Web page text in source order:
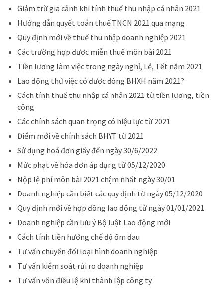
Giảm trừ gia cảnh khi tính thuế thu nhập cá nhân 2021
Hướng dẫn quyết toán thuế TNCN 2021 qua mạng
Quy định mới về thuế thu nhập doanh nghiệp 2021
Các trường hợp được miễn thuế môn bài 2021
Tiền lương làm việc trong ngày nghỉ, Lễ, Tết năm 2021
Lao động thử việc có được đóng BHXH năm 2021?
Cách tính thuế thu nhập cá nhân 2021 từ tiền lương, tiền
công
Các chính sách quan trọng có hiệu lực từ 2021
Điểm mới về chính sách BHYT từ 2021
Sử dụng hoá đơn giấy đến ngày 30/6/2022
Mức phạt về hóa đơn áp dụng từ 05/12/2020
Nộp lệ phí môn bài 2021 chậm nhất ngày 30/01
Doanh nghiệp cần biết các quy định từ ngày 05/12/2020
Quy định mới về hợp đồng lao động từ ngày 01/01/2021
Doanh nghiệp cần lưu ý Bộ luật Lao động mới
Cách tính tiền hưởng chế độ ốm đau
Tư vấn chuyển đổi loại hình doanh nghiệp
Tư vấn kiểm soát rủi ro doanh nghiệp
Tư vấn vốn điều lệ khi thành lập công ty